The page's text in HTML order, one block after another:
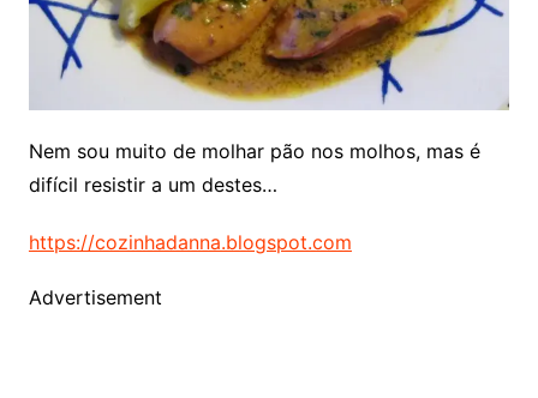
Nem sou muito de molhar pão nos molhos, mas é
difícil resistir a um destes…
https://cozinhadanna.blogspot.com
Advertisement